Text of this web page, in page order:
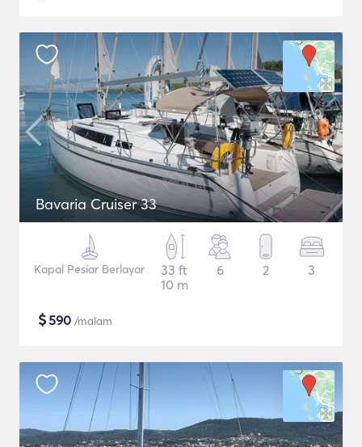
Bavaria Cruiser 33
Kapal Pesiar Berlayar
33 ft
10 m
6 2 3
$590 /malam